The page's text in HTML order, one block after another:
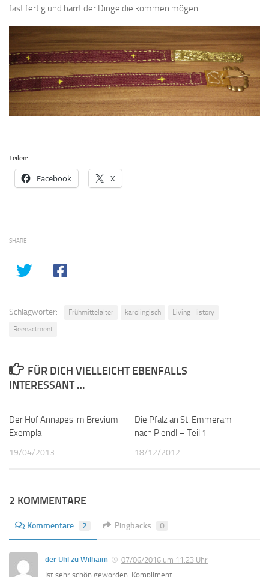
fast fertig und harrt der Dinge die kommen mögen.
Teilen:
Facebook X
SHARE
Schlagwörter: Frühmittelalter karolingisch
Living History
Reenactment
FÜR DICH VIELLEICHT EBENFALLS
INTERESSANT …
Der Hof Annapes im Brevium
Exempla
19/04/2013
Die Pfalz an St. Emmeram
nach Piendl – Teil 1
18/12/2012
2 KOMMENTARE
Kommentare 2 Pingbacks 0
der Uhl zu Wilhaim
07/06/2016 um 11:23 Uhr
Ist sehr schön geworden. Kompliment